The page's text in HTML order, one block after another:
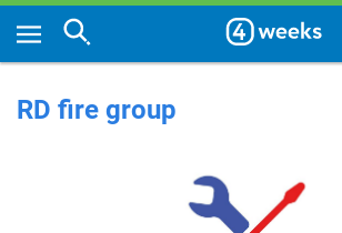
RD fire group